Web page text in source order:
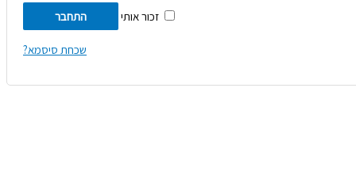
זכור אותי התחבר
שכחת סיסמא?